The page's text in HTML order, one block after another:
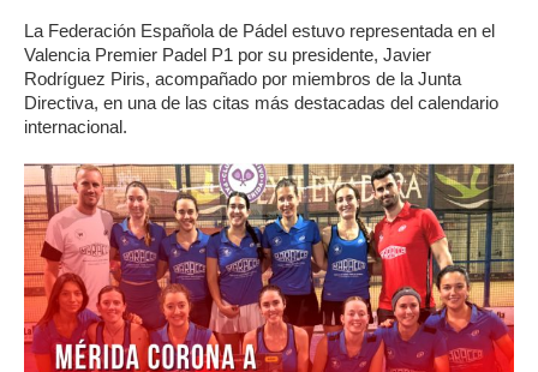
La Federación Española de Pádel estuvo representada en el
Valencia Premier Padel P1 por su presidente, Javier
Rodríguez Piris, acompañado por miembros de la Junta
Directiva, en una de las citas más destacadas del calendario
internacional.